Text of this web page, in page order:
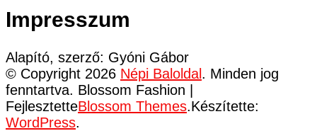
Impresszum
Alapító, szerző: Gyóni Gábor
© Copyright 2026 Népi Baloldal . Minden jog
fenntartva. Blossom Fashion |
FejlesztetteBlossom Themes.Készítette:
WordPress.